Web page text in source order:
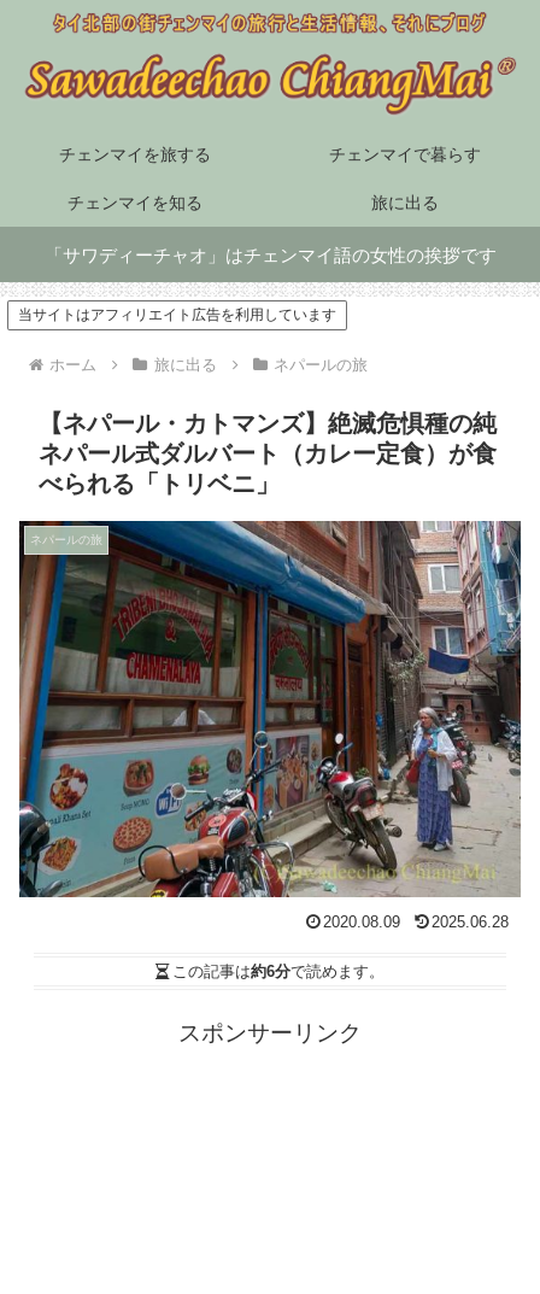
チェンマイを旅する チェンマイで暮らす
チェンマイを知る 旅に出る
「サワディーチャオ」はチェンマイ語の女性の挨拶です
当サイトはアフィリエイト広告を利用しています
ホーム 旅に出る ネパールの旅
【ネパール・カトマンズ】絶滅危惧種の純
ネパール式ダルバート（カレー定食）が食
べられる「トリベニ」
ネパールの旅
2020.08.09 2025.06.28
この記事は約6分で読めます。
スポンサーリンク